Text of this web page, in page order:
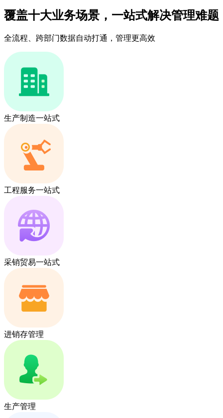
覆盖十大业务场景，一站式解决管理难题
全流程、跨部门数据自动打通，管理更高效
生产制造一站式
工程服务一站式
采销贸易一站式
进销存管理
生产管理